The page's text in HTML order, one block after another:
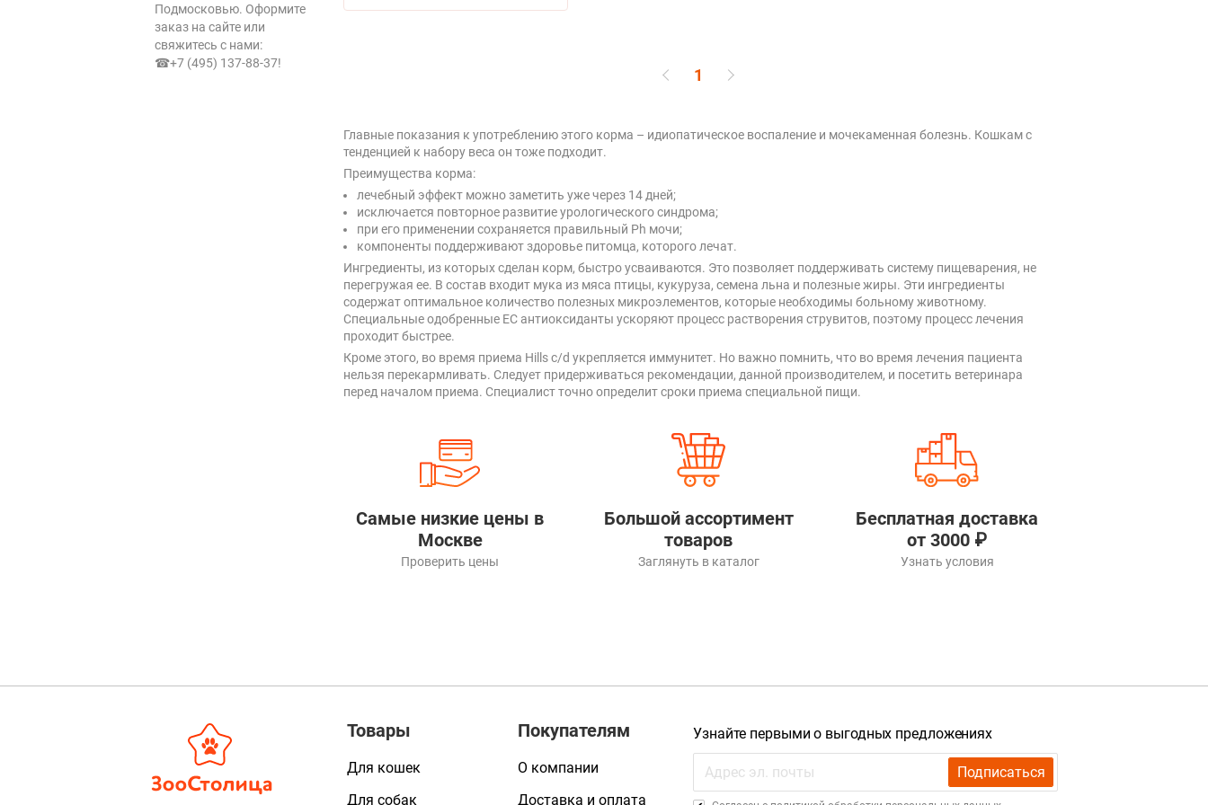
Подмосковью. Оформите
заказ на сайте или
свяжитесь с нами:
☎+7 (495) 137-88-37!
1
Главные показания к употреблению этого корма – идиопатическое воспаление и мочекаменная болезнь. Кошкам с
тенденцией к набору веса он тоже подходит.
Преимущества корма:
лечебный эффект можно заметить уже через 14 дней;
исключается повторное развитие урологического синдрома;
при его применении сохраняется правильный Ph мочи;
компоненты поддерживают здоровье питомца, которого лечат.
Ингредиенты, из которых сделан корм, быстро усваиваются. Это позволяет поддерживать систему пищеварения, не
перегружая ее. В состав входит мука из мяса птицы, кукуруза, семена льна и полезные жиры. Эти ингредиенты
содержат оптимальное количество полезных микроэлементов, которые необходимы больному животному.
Специальные одобренные ЕС антиоксиданты ускоряют процесс растворения струвитов, поэтому процесс лечения
проходит быстрее.
Кроме этого, во время приема Hills c/d укрепляется иммунитет. Но важно помнить, что во время лечения пациента
нельзя перекармливать. Следует придерживаться рекомендации, данной производителем, и посетить ветеринара
перед началом приема. Специалист точно определит сроки приема специальной пищи.
Самые низкие цены в
Москве
Проверить цены
Большой ассортимент
товаров
Заглянуть в каталог
Бесплатная доставка
от 3000 ₽
Узнать условия
Товары
Для кошек
Для собак
Покупателям
О компании
Доставка и оплата
Узнайте первыми о выгодных предложениях
Подписаться